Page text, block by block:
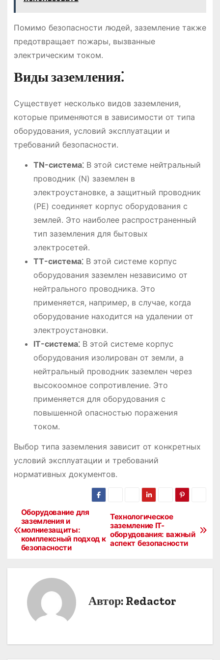
Помимо безопасности людей, заземление также
предотвращает пожары, вызванные
электрическим током.
Виды заземления⁚
Существует несколько видов заземления,
которые применяются в зависимости от типа
оборудования, условий эксплуатации и
требований безопасности.
ТN-система⁚В этой системе нейтральный
проводник (N) заземлен в
электроустановке, а защитный проводник
(PE) соединяет корпус оборудования с
землей. Это наиболее распространенный
тип заземления для бытовых
электросетей.
TT-система⁚В этой системе корпус
оборудования заземлен независимо от
нейтрального проводника. Это
применяется, например, в случае, когда
оборудование находится на удалении от
электроустановки.
IT-система⁚В этой системе корпус
оборудования изолирован от земли, а
нейтральный проводник заземлен через
высокоомное сопротивление. Это
применяется для оборудования с
повышенной опасностью поражения
током.
Выбор типа заземления зависит от конкретных
условий эксплуатации и требований
нормативных документов.
Н
а
Технологическое
заземление IT-
оборудования: важный
аспект безопасности
Оборудование для
заземления и
молниезащиты:
комплексный подход к
безопасности
Автор: Redactor